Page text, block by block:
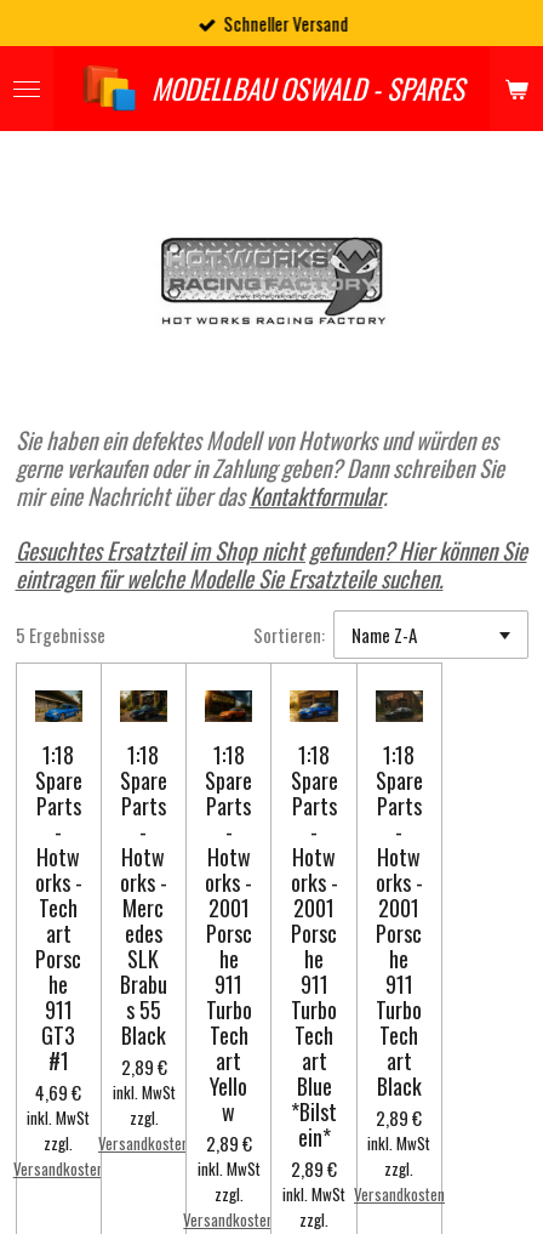
Hauptinhalt
springen
MODELLBAU OSWALD - SPARES
Schneller Versand
Sie haben ein defektes Modell von Hotworks und würden es
gerne verkaufen oder in Zahlung geben? Dann schreiben Sie
mir eine Nachricht über dasKontaktformular.
Gesuchtes Ersatzteil im Shop nicht gefunden? Hier können Sie
eintragen für welche Modelle Sie Ersatzteile suchen.
5 Ergebnisse Sortieren:
1:18
Spare
Parts
-
Hotw
orks -
Tech
art
Porsc
he
911
GT3
#1
4,69 €
inkl. MwSt
zzgl.
Versandkosten
1:18
Spare
Parts
-
Hotw
orks -
Merc
edes
SLK
Brabu
s 55
Black
2,89 €
inkl. MwSt
zzgl.
Versandkosten
1:18
Spare
Parts
-
Hotw
orks -
2001
Porsc
he
911
Turbo
Tech
art
Yello
w
2,89 €
inkl. MwSt
zzgl.
Versandkosten
1:18
Spare
Parts
-
Hotw
orks -
2001
Porsc
he
911
Turbo
Tech
art
Blue
*Bilst
ein*
2,89 €
inkl. MwSt
zzgl.
1:18
Spare
Parts
-
Hotw
orks -
2001
Porsc
he
911
Turbo
Tech
art
Black
2,89 €
inkl. MwSt
zzgl.
Versandkosten